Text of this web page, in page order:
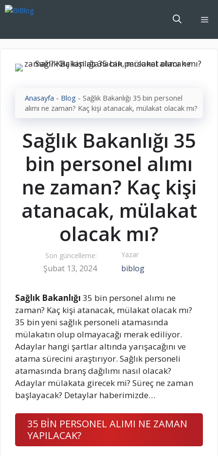
İçeriğe
Anasayfa - Blog - Sağlık Bakanlığı 35 bin personel
alımı ne zaman? Kaç kişi atanacak, mülakat olacak mı?
Sağlık Bakanlığı 35
bin personel alımı
ne zaman? Kaç kişi
atanacak, mülakat
olacak mı?
Son güncelleme:
Şubat 13, 2024
Yazar
biblog
Sağlık Bakanlığı 35 bin personel alımı ne
zaman? Kaç kişi atanacak, mülakat olacak mı?
35 bin yeni sağlık personeli atamasında
mülakatın olup olmayacağı merak ediliyor.
Adaylar hangi şartlar altında yarışacağını ve
atama sürecini araştırıyor. Sağlık personeli
atamasında branş dağılımı nasıl olacak?
Adaylar mülakata girecek mi? Süreç ne zaman
başlayacak? Detaylar haberimizde…
35 BİN PERSONEL ALIMI NE ZAMAN
YAPILACAK?